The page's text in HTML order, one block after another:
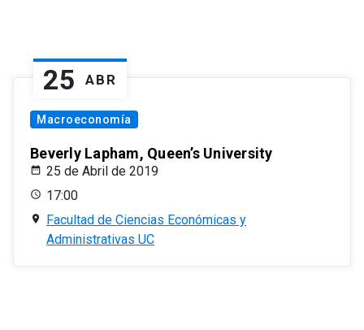
25 ABR
Macroeconomía
Beverly Lapham, Queen’s University
25 de Abril de 2019
17:00
Facultad de Ciencias Económicas y
Administrativas UC